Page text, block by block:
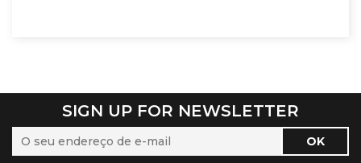
SIGN UP FOR NEWSLETTER